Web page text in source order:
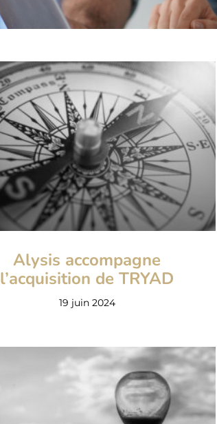
Alysis accompagne
l’acquisition de TRYAD
19 juin 2024